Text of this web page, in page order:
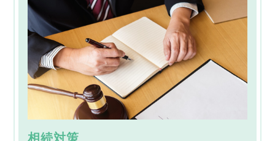
相続対策